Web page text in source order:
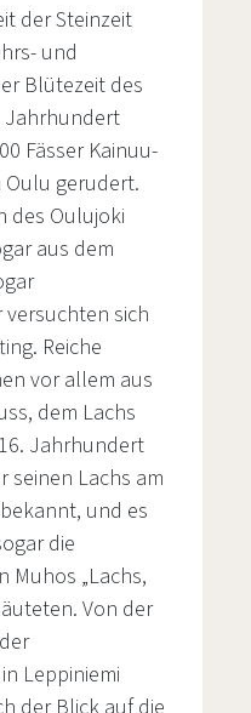
der Steinzeit
und
Blütezeit des
Jahrhundert
Fässer Kainuu-
gerudert.
des Oulujoki
aus dem
sich
Reiche
vor allem aus
dem Lachs
Jahrhundert
seinen Lachs am
und es
die
Muhos „Lachs,
Von der
Leppiniemi